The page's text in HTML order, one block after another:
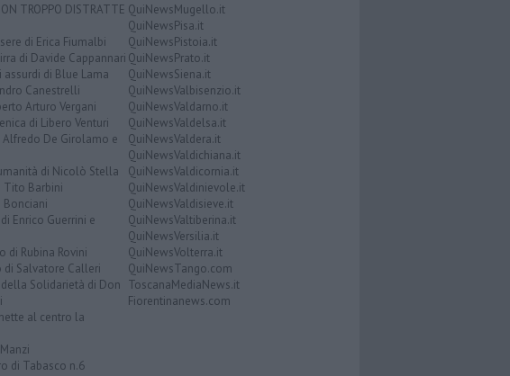
TROPPO DISTRATTE
di Erica Fiumalbi
di Davide Cappannari
di Blue Lama
Canestrelli
Arturo Vergani
di Libero Venturi
Alfredo De Girolamo e
di Nicolò Stella
Tito Barbini
Bonciani
Enrico Guerrini e
di Rubina Rovini
Salvatore Calleri
Solidarietà di Don
al centro la
di Tabasco n.6
QuiNewsMugello.it
QuiNewsPisa.it
QuiNewsPistoia.it
QuiNewsPrato.it
QuiNewsSiena.it
QuiNewsValbisenzio.it
QuiNewsValdarno.it
QuiNewsValdelsa.it
QuiNewsValdera.it
QuiNewsValdichiana.it
QuiNewsValdicornia.it
QuiNewsValdinievole.it
QuiNewsValdisieve.it
QuiNewsValtiberina.it
QuiNewsVersilia.it
QuiNewsVolterra.it
QuiNewsTango.com
ToscanaMediaNews.it
Fiorentinanews.com